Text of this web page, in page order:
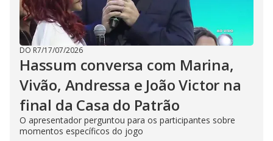
DO R7/17/07/2026
Hassum conversa com Marina,
Vivão, Andressa e João Victor na
final da Casa do Patrão
O apresentador perguntou para os participantes sobre
momentos específicos do jogo